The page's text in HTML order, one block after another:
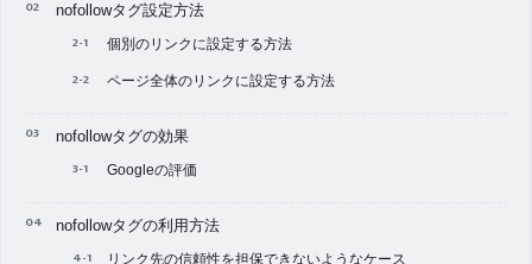
nofollowタグ設定方法
個別のリンクに設定する方法
ページ全体のリンクに設定する方法
nofollowタグの効果
Googleの評価
nofollowタグの利用方法
リンク先の信頼性を担保できないようなケース